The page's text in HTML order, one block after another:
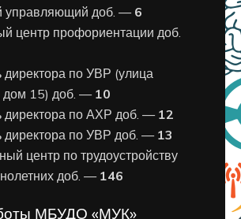
управляющий доб. — 6
центр профориентации доб.
директора по УВР (улица
дом 15) доб. — 10
директора по АХР доб. — 12
директора по УВР доб. — 13
центр по трудоустройству
доб. —146
МБУДО «МУК»